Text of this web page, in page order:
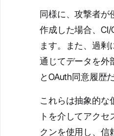
同様に、攻撃者が
作成した場合、
ます。また、過剰
通じてデータを外
とOAuth同意履歴
これらは抽象的な
トを介してアク
クンを使用し、信